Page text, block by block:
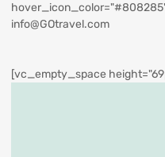
info@GOtravel.com
[vc_empty_space